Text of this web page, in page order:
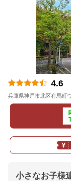
4.6
兵庫県神戸市北区有馬町
小さなお子様